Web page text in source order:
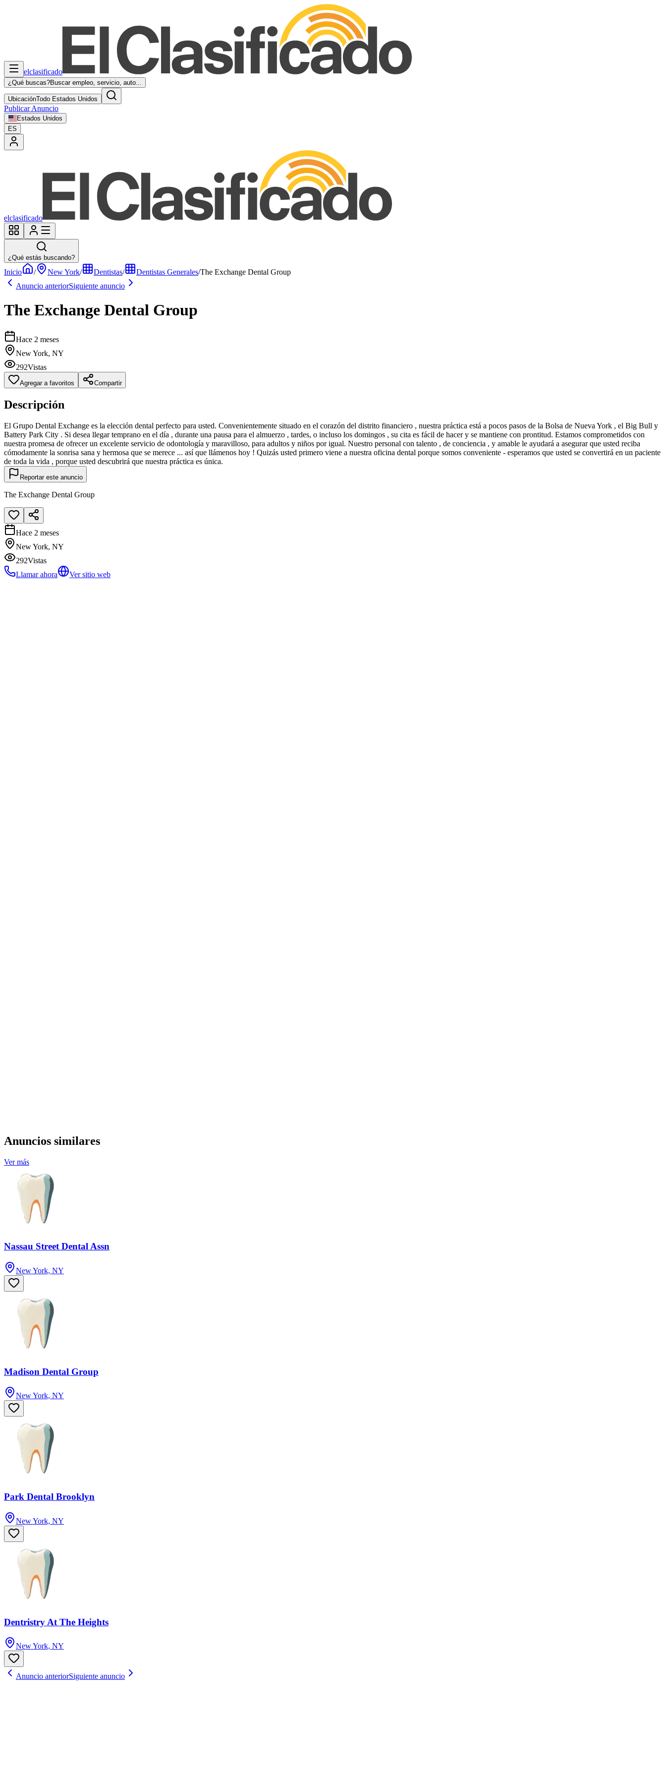
elclasificado
¿Qué buscas?Buscar empleo, servicio, auto...
UbicaciónTodo Estados Unidos
Publicar Anuncio
Estados Unidos
ES
elclasificado
¿Qué estás buscando?
Inicio / New York/ Dentistas/ Dentistas Generales/The Exchange Dental Group
Anuncio anteriorSiguiente anuncio
The Exchange Dental Group
Hace 2 meses
New York, NY
292Vistas
Agregar a favoritos Compartir
Descripción
El Grupo Dental Exchange es la elección dental perfecto para usted. Convenientemente situado en el corazón del distrito financiero , nuestra práctica está a pocos pasos de la Bolsa de Nueva York , el Big Bull y
Battery Park City . Si desea llegar temprano en el día , durante una pausa para el almuerzo , tardes, o incluso los domingos , su cita es fácil de hacer y se mantiene con prontitud. Estamos comprometidos con
nuestra promesa de ofrecer un excelente servicio de odontología y maravilloso, para adultos y niños por igual. Nuestro personal con talento , de conciencia , y amable le ayudará a asegurar que usted reciba
cómodamente la sonrisa sana y hermosa que se merece ... así que llámenos hoy ! Quizás usted primero viene a nuestra oficina dental porque somos conveniente - esperamos que usted se convertirá en un paciente
de toda la vida , porque usted descubrirá que nuestra práctica es única.
Reportar este anuncio
The Exchange Dental Group
Hace 2 meses
New York, NY
292Vistas
Llamar ahora
Ver sitio web
Anuncios similares
Ver más
Nassau Street Dental Assn
New York, NY
Madison Dental Group
New York, NY
Park Dental Brooklyn
New York, NY
Dentristry At The Heights
New York, NY
Anuncio anteriorSiguiente anuncio